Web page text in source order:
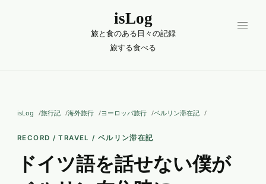
isLog
旅と食のある日々の記録
旅する食べる
isLog 旅行記 海外旅行 ヨーロッパ旅行 ベルリン滞在記
RECORD / TRAVEL / ベルリン滞在記
ドイツ語を話せない僕が